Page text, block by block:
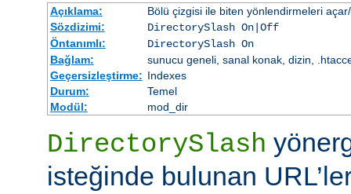
Açıklama:
Bölü çizgisi ile biten yönlendirmeleri
Sözdizimi:
DirectorySlash On|Off
Öntanımlı:
DirectorySlash On
Bağlam:
sunucu geneli, sanal konak, dizin,
Geçersizleştirme: Indexes
Durum:
Temel
Modül:
mod_dir
DirectorySlash
isteğinde bulunan